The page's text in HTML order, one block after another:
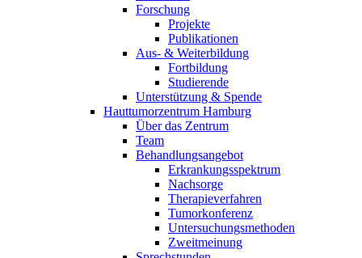
Forschung
Projekte
Publikationen
Aus- & Weiterbildung
Fortbildung
Studierende
Unterstützung & Spende
Hauttumorzentrum Hamburg
Über das Zentrum
Team
Behandlungsangebot
Erkrankungsspektrum
Nachsorge
Therapieverfahren
Tumorkonferenz
Untersuchungsmethoden
Zweitmeinung